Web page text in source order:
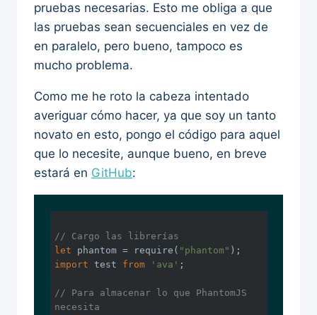
pruebas necesarias. Esto me obliga a que
las pruebas sean secuenciales en vez de
en paralelo, pero bueno, tampoco es
mucho problema.
Como me he roto la cabeza intentado
averiguar cómo hacer, ya que soy un tanto
novato en esto, pongo el código para aquel
que lo necesite, aunque bueno, en breve
estará en GitHub:
// Cargo las librerías
let phantom = require ( "phantom"
import test from 'ava' ;
// Para almacenar lo que PhantomJS
necesita